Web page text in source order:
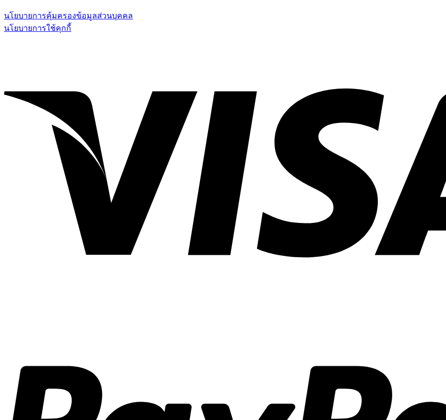
นโยบายการคุ้มครองข้อมูลส่วนบุคคล
นโยบายการใช้คุกกี้